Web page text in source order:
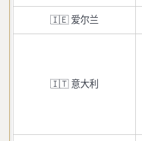
🇮🇪 爱尔兰
🇮🇹 意大利